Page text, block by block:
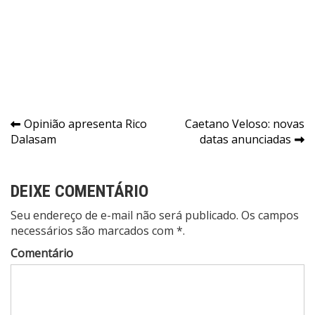
Navegação
de
Opinião apresenta Rico
Dalasam
Caetano Veloso: novas
datas anunciadas
DEIXE COMENTÁRIO
Seu endereço de e-mail não será publicado. Os campos
necessários são marcados com *.
Comentário